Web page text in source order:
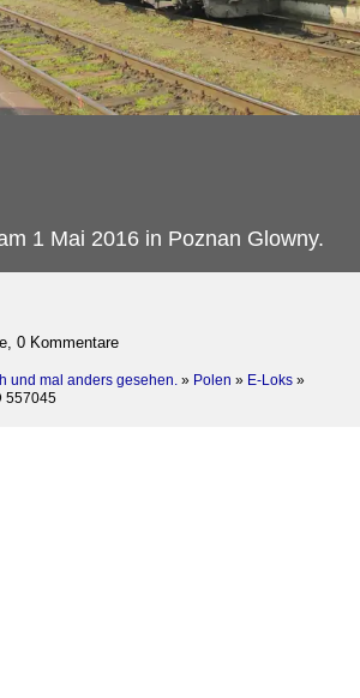
1 Mai 2016 in Poznan Glowny.
0 Kommentare
und mal anders gesehen. » Polen » E-Loks »
557045